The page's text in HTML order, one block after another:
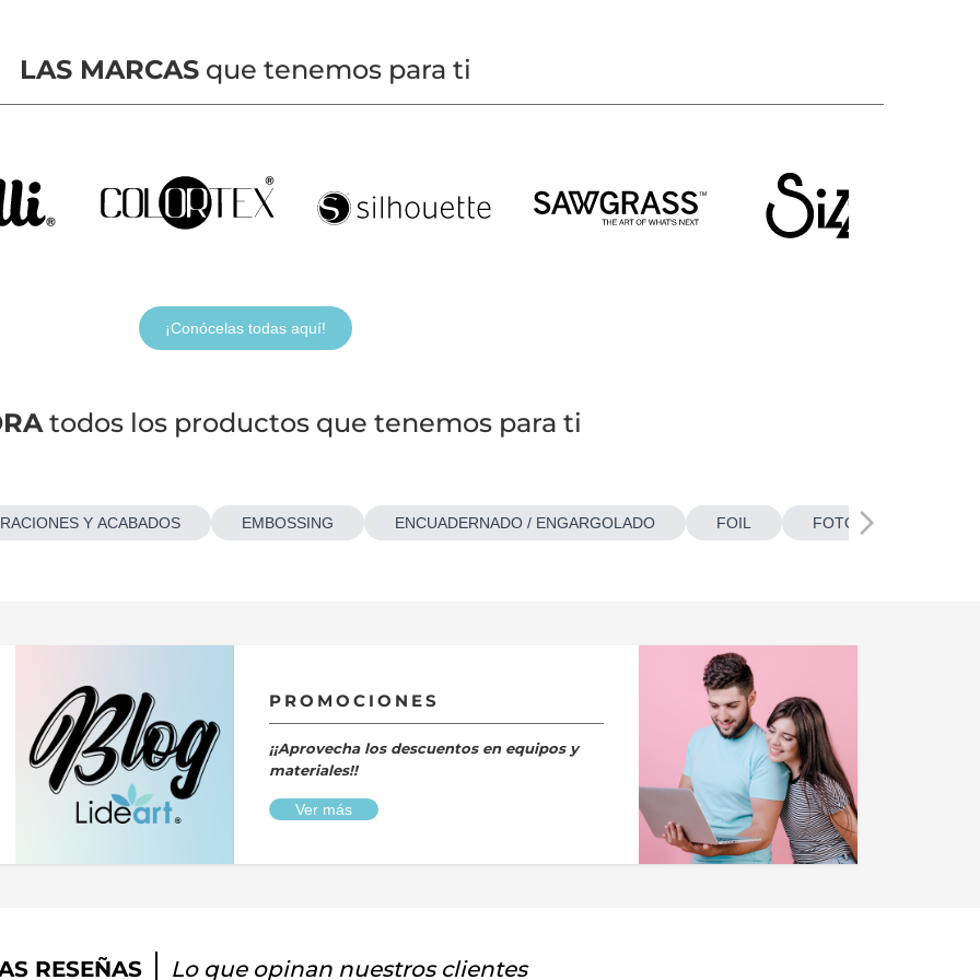
LAS MARCASque tenemos para ti
¡Conócelas todas aquí!
todos los productos que tenemos para ti
Y ACABADOS EMBOSSING ENCUADERNADO / ENGARGOLADO FOIL FOTOBOTONES
PROMOCIONES
¡¡Aprovecha los descuentos en equipos y
materiales!!
Ver más
RESEÑAS Lo que opinan nuestros clientes